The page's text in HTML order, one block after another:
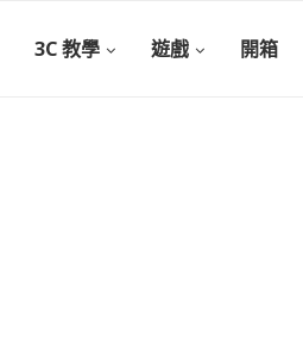
3C 教學 遊戲 開箱